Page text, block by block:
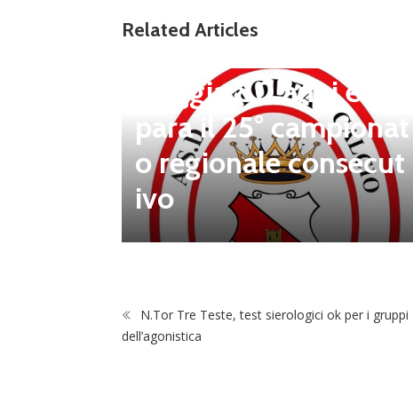
Related Articles
Tolfa, una stagione d
steggia 80 anni e pre
para il 25° campionat
o regionale consecut
ivo
N.Tor Tre Teste, test sierologici ok per i gruppi
dell’agonistica